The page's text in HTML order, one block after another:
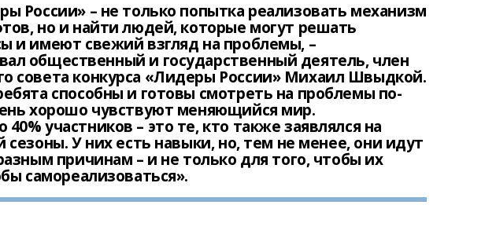
России» – не только попытка реализовать механизм
но и найти людей, которые могут решать
и имеют свежий взгляд на проблемы, –
общественный и государственный деятель, член
совета конкурса «Лидеры России» Михаил Швыдкой.
способны и готовы смотреть на проблемы по-
хорошо чувствуют меняющийся мир.
участников – это те, кто также заявлялся на
сезоны. У них есть навыки, но, тем не менее, они идут
причинам – и не только для того, чтобы их
самореализоваться».